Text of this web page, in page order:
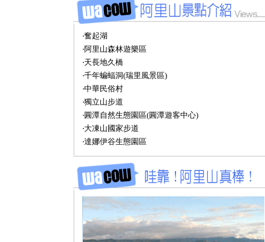
‧奮起湖
‧阿里山森林遊樂區
‧天長地久橋
‧千年蝙蝠洞(瑞里風景區)
‧中華民俗村
‧獨立山步道
‧圓潭自然生態園區(圓潭遊客中心)
‧大凍山國家步道
‧達娜伊谷生態園區